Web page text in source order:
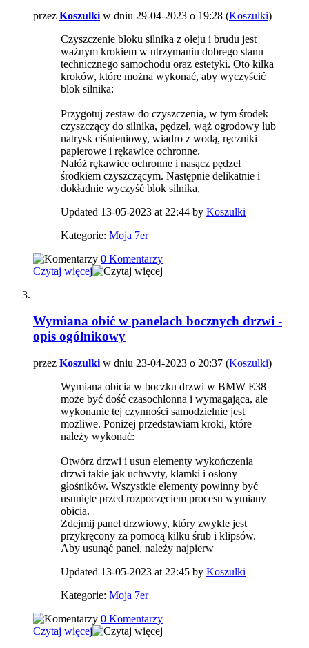
przez Koszulki w dniu 29-04-2023 o 19:28 (Koszulki)
Czyszczenie bloku silnika z oleju i brudu jest
ważnym krokiem w utrzymaniu dobrego stanu
technicznego samochodu oraz estetyki. Oto kilka
kroków, które można wykonać, aby wyczyścić
blok silnika:
Przygotuj zestaw do czyszczenia, w tym środek
czyszczący do silnika, pędzel, wąż ogrodowy lub
natrysk ciśnieniowy, wiadro z wodą, ręczniki
papierowe i rękawice ochronne.
Nałóż rękawice ochronne i nasącz pędzel
środkiem czyszczącym. Następnie delikatnie i
dokładnie wyczyść blok silnika,
Updated 13-05-2023 at 22:44 by Koszulki
Kategorie: Moja 7er
0 Komentarzy
Czytaj więcej
Wymiana obić w panelach bocznych drzwi -
opis ogólnikowy
przez Koszulki w dniu 23-04-2023 o 20:37 (Koszulki)
Wymiana obicia w boczku drzwi w BMW E38
może być dość czasochłonna i wymagająca, ale
wykonanie tej czynności samodzielnie jest
możliwe. Poniżej przedstawiam kroki, które
należy wykonać:
Otwórz drzwi i usun elementy wykończenia
drzwi takie jak uchwyty, klamki i osłony
głośników. Wszystkie elementy powinny być
usunięte przed rozpoczęciem procesu wymiany
obicia.
Zdejmij panel drzwiowy, który zwykle jest
przykręcony za pomocą kilku śrub i klipsów.
Aby usunąć panel, należy najpierw
Updated 13-05-2023 at 22:45 by Koszulki
Kategorie: Moja 7er
0 Komentarzy
Czytaj więcej